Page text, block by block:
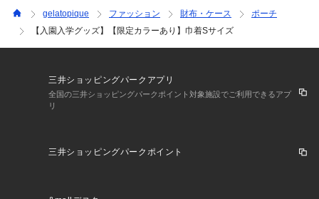
gelatopique ファッション 財布・ケース
ポーチ
【入園入学グッズ】【限定カラーあり】巾着Sサイズ
三井ショッピングパークアプリ
全国の三井ショッピングパークポイント対象施設でご利用できるアプ
リ
三井ショッピングパークポイント